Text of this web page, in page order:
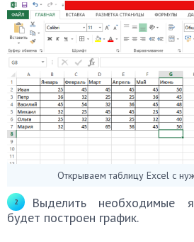
Открываем таблицу Excel с
Выделить необходимые
будет построен график.